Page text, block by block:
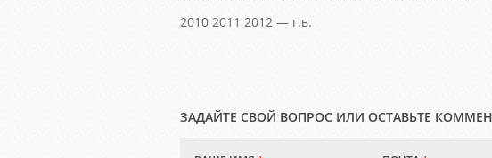
2010 2011 2012 — г.в.
ЗАДАЙТЕ СВОЙ ВОПРОС ИЛИ ОСТАВЬТЕ